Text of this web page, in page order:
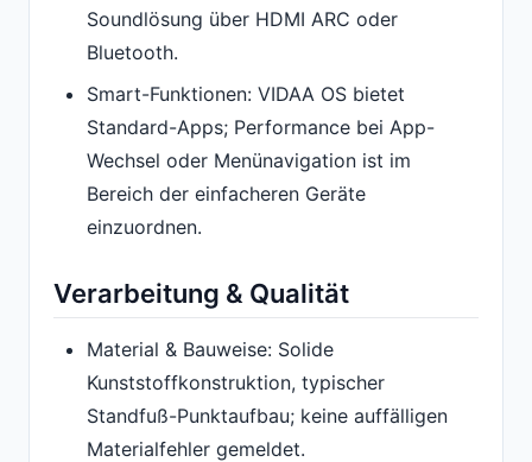
Soundlösung über HDMI ARC oder
Bluetooth.
Smart-Funktionen: VIDAA OS bietet
Standard-Apps; Performance bei App-
Wechsel oder Menünavigation ist im
Bereich der einfacheren Geräte
einzuordnen.
Verarbeitung & Qualität
Material & Bauweise: Solide
Kunststoffkonstruktion, typischer
Standfuß-Punktaufbau; keine auffälligen
Materialfehler gemeldet.